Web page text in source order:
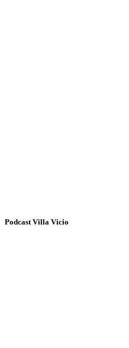
Podcast Villa Vicio